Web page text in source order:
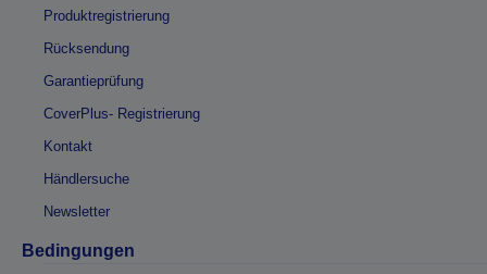
Produktregistrierung
Rücksendung
Garantieprüfung
CoverPlus- Registrierung
Kontakt
Händlersuche
Newsletter
Bedingungen